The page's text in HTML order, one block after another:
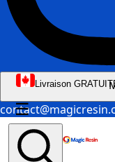
Livraison
☰